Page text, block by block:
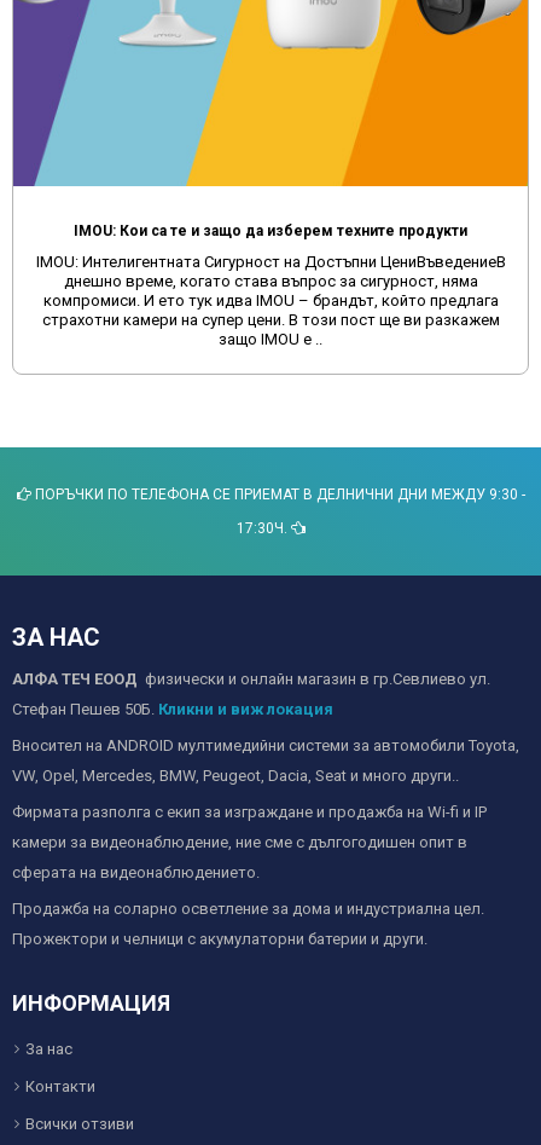
IMOU: Кои са те и защо да изберем техните продукти
IMOU: Интелигентната Сигурност на Достъпни ЦениВъведениеВ
днешно време, когато става въпрос за сигурност, няма
компромиси. И ето тук идва IMOU – брандът, който предлага
страхотни камери на супер цени. В този пост ще ви разкажем
защо IMOU е ..
ПОРЪЧКИ ПО ТЕЛЕФОНА СЕ ПРИЕМАТ В ДЕЛНИЧНИ ДНИ МЕЖДУ 9:30 -
17:30Ч.
ЗА НАС
АЛФА ТЕЧ ЕООД физически и онлайн магазин в гр.Севлиево ул.
Стефан Пешев 50Б. Кликни и виж локация
Вносител на ANDROID мултимедийни системи за автомобили Toyota,
VW, Opel, Mercedes, BMW, Peugeot, Dacia, Seat и много други..
Фирмата разполга с екип за изграждане и продажба на Wi-fi и IP
камери за видеонаблюдение, ние сме с дългогодишен опит в
сферата на видеонаблюдението.
Продажба на соларно осветление за дома и индустриална цел.
Прожектори и челници с акумулаторни батерии и други.
ИНФОРМАЦИЯ
За нас
Контакти
Всички отзиви